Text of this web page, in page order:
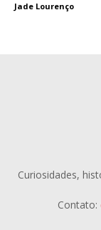
Jade Lourenço
Curiosidades,
Contato: